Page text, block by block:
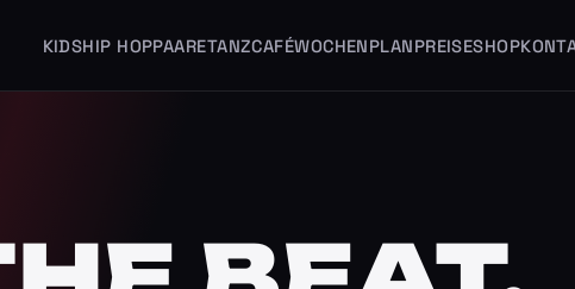
KIDSHIP HOPPAARETANZCAFÉWOCHENPLANPREISESHOP